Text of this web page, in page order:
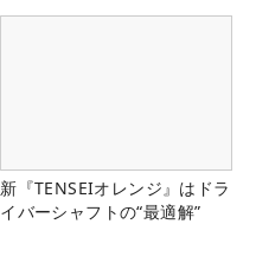
新『TENSEIオレンジ』はドラ
イバーシャフトの“最適解”